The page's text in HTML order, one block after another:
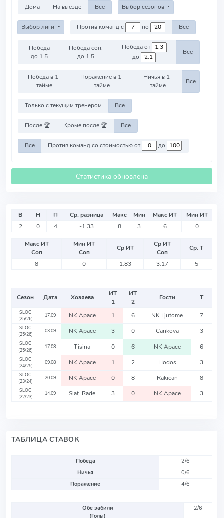
Дома На выезде Все Выбор сезонов
Выбор лиги Против команд с по Все
Победа
до 1.5
Победа соп.
до 1.5
Победа от
до
Все
Победа в 1-
тайме
Поражение в 1-
тайме
Ничья в 1-
тайме
Все
Только с текущим тренером Все
После 🏆 Кроме после 🏆 Все
Все Против команд со стоимостью от до
Статистика обновлена
В Н П Ср. разница Макс Мин Макс ИТ
Мин ИТ
2
0 4 -1.33 8 3 6 0
Макс ИТ
Соп
Мин ИТ
Соп
Ср ИТ
Ср ИТ
Соп
Ср. Т
8
0 1.83 3.17 5
Сезон Дата Хозяева
ИТ
1
ИТ
2
Гости Т
SLOC
(25/26)
17.09 NK Apace 1 6 NK Ljutome 7
SLOC
(25/26)
03.09 NK Apace 3 0 Cankova 3
SLOC
(25/26)
17.08 Tisina 0 6 NK Apace 6
SLOC
(24/25)
09.08 NK Apace 1 2 Hodos 3
SLOC
(23/24)
20.09 NK Apace 0 8 Rakican 8
SLOC
(22/23)
14.09 Slat. Rade 3 0 NK Apace 3
ТАБЛИЦА СТАВОК
Победа
2/6
Ничья
0/6
Поражение
4/6
Обе забили
(Голы)
2/6